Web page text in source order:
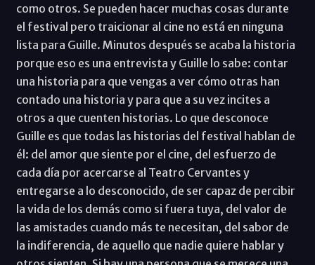
como otros. Se pueden hacer muchas cosas durante
el festival pero traicionar al cine no está en ninguna
lista para Guille. Minutos después se acaba la historia
porque eso es una entrevista y Guille lo sabe: contar
una historia para que vengas a ver cómo otras han
contado una historia y para que a su vez incites a
otros a que cuenten historias. Lo que desconoce
Guille es que todas las historias del festival hablan de
él: del amor que siente por el cine, del esfuerzo de
cada día por acercarse al Teatro Cervantes y
entregarse a lo desconocido, de ser capaz de percibir
la vida de los demás como si fuera tuya, del valor de
las amistades cuando más te necesitan, del sabor de
la indiferencia, de aquello que nadie quiere hablar y